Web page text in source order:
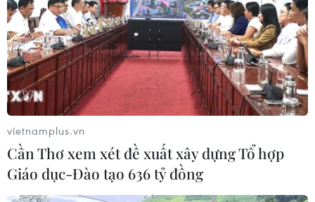
vietnamplus.vn
Cần Thơ xem xét đề xuất xây dựng Tổ hợp
Giáo dục-Đào tạo 636 tỷ đồng